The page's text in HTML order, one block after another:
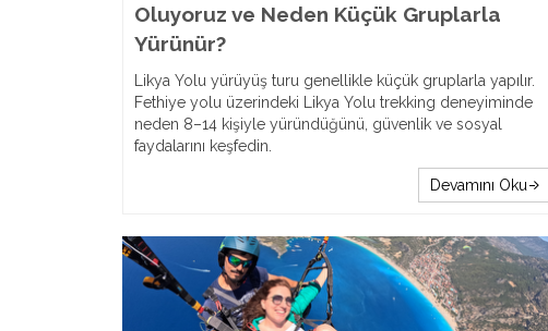
Oluyoruz ve Neden Küçük Gruplarla
Yürünür?
Likya Yolu yürüyüş turu genellikle küçük gruplarla yapılır.
Fethiye yolu üzerindeki Likya Yolu trekking deneyiminde
neden 8–14 kişiyle yüründüğünü, güvenlik ve sosyal
faydalarını keşfedin.
Devamını Oku